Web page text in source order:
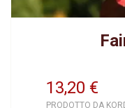
13,20 €
PRODOTTO DA